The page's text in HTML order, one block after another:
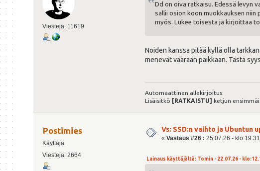
Viestejä: 11619
Dd on oiva ratkaisu. Edessä levyn
sallii osion koon muokkauksen niin
myös. Lukee toisesta ja kirjoittaa
Noiden kanssa pitää kyllä olla
menevät väärään paikkaan. Tästä
Automaattinen allekirjoitus:
Lisäisitkö [RATKAISTU] ketjun
Postimies
Käyttäjä
Viestejä: 2664
Vs: SSD:n vaihto ja Ubuntun
«Vastaus #26 : 25.07.26 -
Lainaus käyttäjältä: Tomin - 22.07.26 -